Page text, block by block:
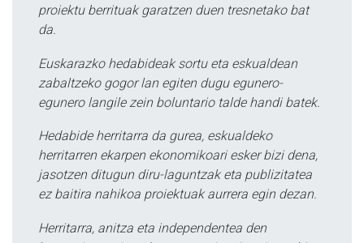
proiektu berrituak garatzen duen tresnetako bat
da.
Euskarazko hedabideak sortu eta eskualdean
zabaltzeko gogor lan egiten dugu egunero-
egunero langile zein boluntario talde handi batek.
Hedabide herritarra da gurea, eskualdeko
herritarren ekarpen ekonomikoari esker bizi dena,
jasotzen ditugun diru-laguntzak eta publizitatea
ez baitira nahikoa proiektuak aurrera egin dezan.
Herritarra, anitza eta independentea den